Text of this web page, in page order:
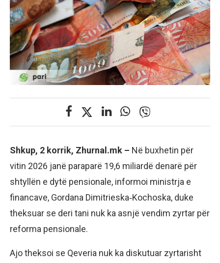
Shkup, 2 korrik, Zhurnal.mk – Në buxhetin për
vitin 2026 janë paraparë 19,6 miliardë denarë për
shtyllën e dytë pensionale, informoi ministrja e
financave, Gordana Dimitrieska‑Kochoska, duke
theksuar se deri tani nuk ka asnjë vendim zyrtar për
reforma pensionale.
Ajo theksoi se Qeveria nuk ka diskutuar zyrtarisht